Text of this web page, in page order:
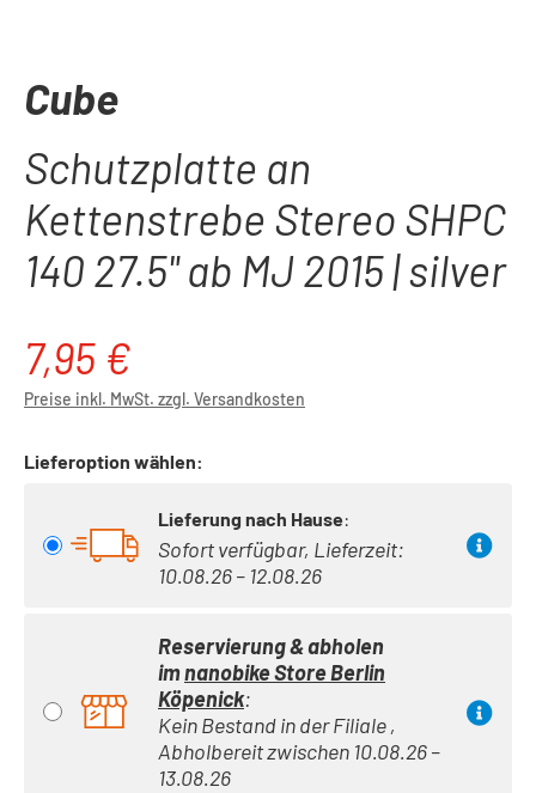
Cube
Schutzplatte an
Kettenstrebe Stereo SHPC
140 27.5" ab MJ 2015 | silver
Regulärer Preis:
7,95 €
Preise inkl. MwSt. zzgl. Versandkosten
Lieferoption wählen:
Lieferung nach Hause:
Sofort verfügbar, Lieferzeit:
10.08.26 – 12.08.26
Reservierung & abholen
imnanobike Store Berlin
Köpenick:
Kein Bestand in der Filiale ,
Abholbereit zwischen 10.08.26 –
13.08.26